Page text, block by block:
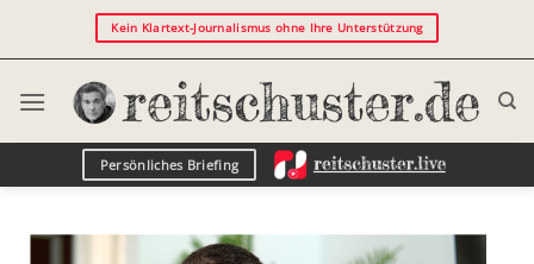
Kein Klartext-Journalismus ohne Ihre Unterstützung
Persönliches Briefing